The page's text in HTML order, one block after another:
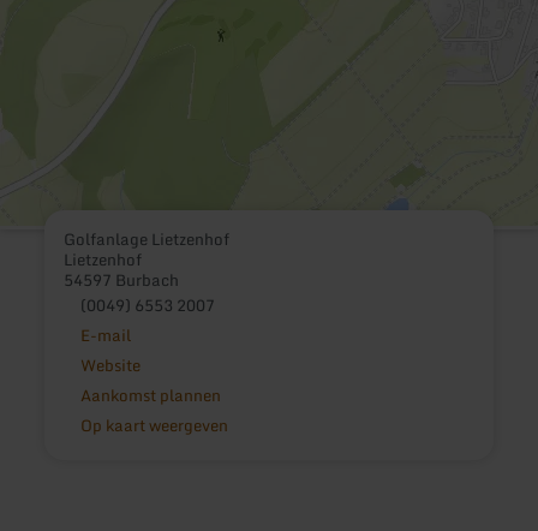
Golfanlage Lietzenhof
Lietzenhof
54597 Burbach
(0049) 6553 2007
E-mail
Website
Aankomst plannen
Op kaart weergeven